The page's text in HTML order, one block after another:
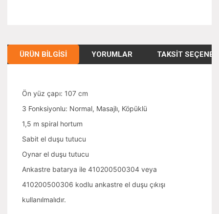
ÜRÜN BILGISI YORUMLAR TAKSIT
Ön yüz çapı: 107 cm
3 Fonksiyonlu: Normal, Masajlı, Köpüklü
1,5 m spiral hortum
Sabit el duşu tutucu
Oynar el duşu tutucu
Ankastre batarya ile 410200500304 veya
410200500306 kodlu ankastre el duşu çıkışı
kullanılmalıdır.